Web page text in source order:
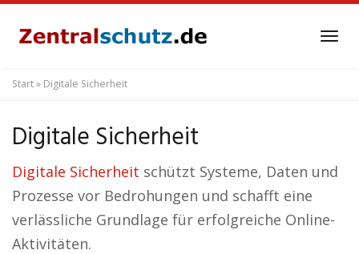
content
Start» Digitale Sicherheit
Digitale Sicherheit
Digitale Sicherheit schützt Systeme, Daten und
Prozesse vor Bedrohungen und schafft eine
verlässliche Grundlage für erfolgreiche Online-
Aktivitäten.